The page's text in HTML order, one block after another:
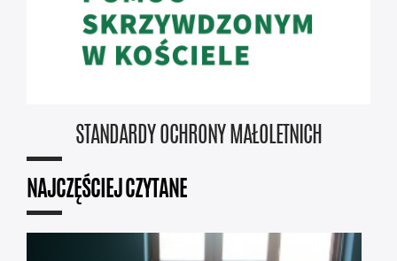
STANDARDY OCHRONY MAŁOLETNICH
NAJCZĘŚCIEJ CZYTANE